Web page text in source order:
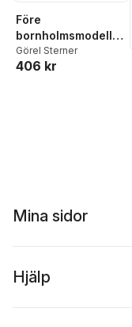
Före
bornholmsmodellen
- bildkort
Görel Sterner
406 kr
Mina sidor
Hjälp